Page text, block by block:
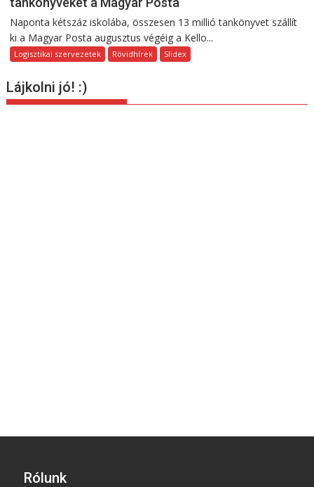
Naponta kétszáz iskolába, összesen 13 millió tankönyvet szállít
ki a Magyar Posta augusztus végéig a Kello...
Logisztikai szervezetek Rövidhírek Slidex
Lájkolni jó! :)
Rólunk